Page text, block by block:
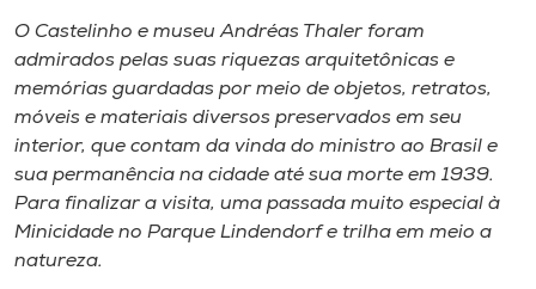
O Castelinho e museu Andréas Thaler foram
admirados pelas suas riquezas arquitetônicas e
memórias guardadas por meio de objetos, retratos,
móveis e materiais diversos preservados em seu
interior, que contam da vinda do ministro ao Brasil e
sua permanência na cidade até sua morte em 1939.
Para finalizar a visita, uma passada muito especial à
Minicidade no Parque Lindendorf e trilha em meio a
natureza.